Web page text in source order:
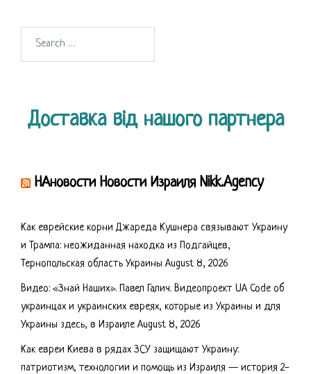
Доставка від нашого партнера
НАновости Новости Израиля Nikk.Agency
Как еврейские корни Джареда Кушнера связывают Украину
и Трампа: неожиданная находка из Подгайцев,
Тернопольская область Украины August 8, 2026
Видео: «Знай Наших». Павел Галич. Видеопроект UA Code об
украинцах и украинских евреях, которые из Украины и для
Украины здесь, в Израиле August 8, 2026
Как евреи Киева в рядах ЗСУ защищают Украину:
патриотизм, технологии и помощь из Израиля — история 2-